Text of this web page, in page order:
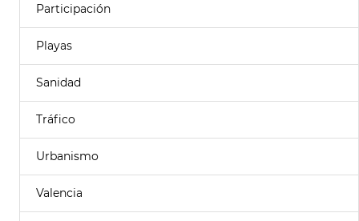
Participación
Playas
Sanidad
Tráfico
Urbanismo
Valencia